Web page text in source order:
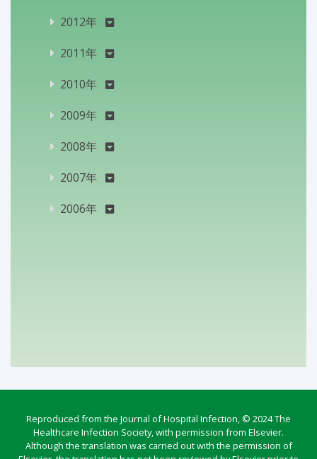
2012年
2011年
2010年
2009年
2008年
2007年
2006年
Reproduced from the Journal of Hospital Infection, © 2024 The
Healthcare Infection Society, with permission from Elsevier.
Although the translation was carried out with the permission of